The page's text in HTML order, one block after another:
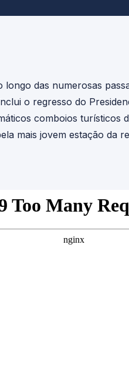
longo das numerosas
o regresso do
comboios
mais jovem estação da